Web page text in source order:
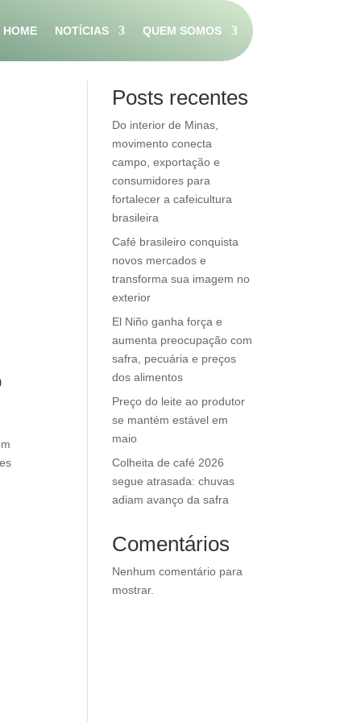
HOME NOTÍCIAS QUEM SOMOS
Posts recentes
Do interior de Minas,
movimento conecta
campo, exportação e
consumidores para
fortalecer a cafeicultura
brasileira
Café brasileiro conquista
novos mercados e
transforma sua imagem no
exterior
El Niño ganha força e
aumenta preocupação com
safra, pecuária e preços
dos alimentos
Preço do leite ao produtor
se mantém estável em
maio
Colheita de café 2026
segue atrasada: chuvas
adiam avanço da safra
Comentários
Nenhum comentário para
mostrar.